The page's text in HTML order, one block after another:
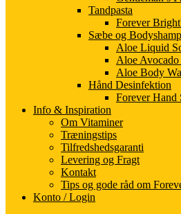
Tandpasta
Forever
Sæbe og
Aloe Liquid
Aloe
Aloe Body
Hånd Desinfektion
Forever Hand
Info & Inspiration
Om Vitaminer
Træningstips
Tilfredshedsgaranti
Levering og Fragt
Kontakt
Tips og gode råd om
Konto / Login